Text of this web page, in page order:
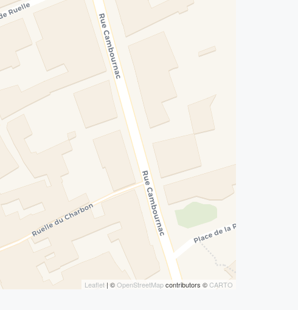
Leaflet | ©OpenStreetMapcontributors ©CARTO